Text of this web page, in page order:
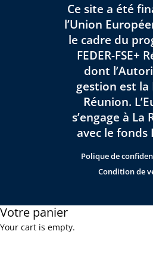
Ce site a été
l’Union
le cadre du
FEDER-FSE+
dont
gestion est la
Réunion.
s’engage à La
avec le fonds
Polique de
Condition de
Votre panier
Your cart is empty.